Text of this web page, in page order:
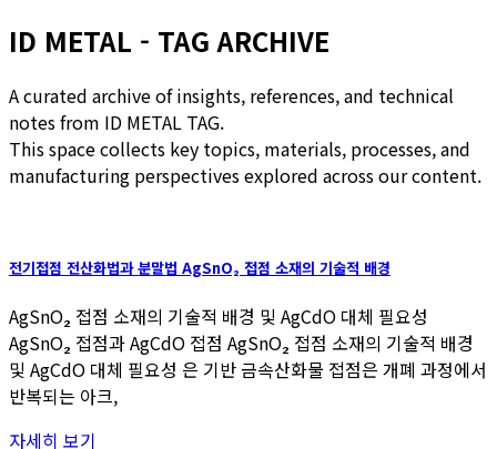
ID METAL - TAG ARCHIVE
A curated archive of insights, references, and technical
notes from ID METAL TAG.
This space collects key topics, materials, processes, and
manufacturing perspectives explored across our content.
전기접점 전산화법과 분말법 AgSnO₂ 접점 소재의 기술적 배경
AgSnO₂ 접점 소재의 기술적 배경 및 AgCdO 대체 필요성
AgSnO₂ 접점과 AgCdO 접점 AgSnO₂ 접점 소재의 기술적 배경
및 AgCdO 대체 필요성 은 기반 금속산화물 접점은 개폐 과정에서
반복되는 아크,
자세히 보기